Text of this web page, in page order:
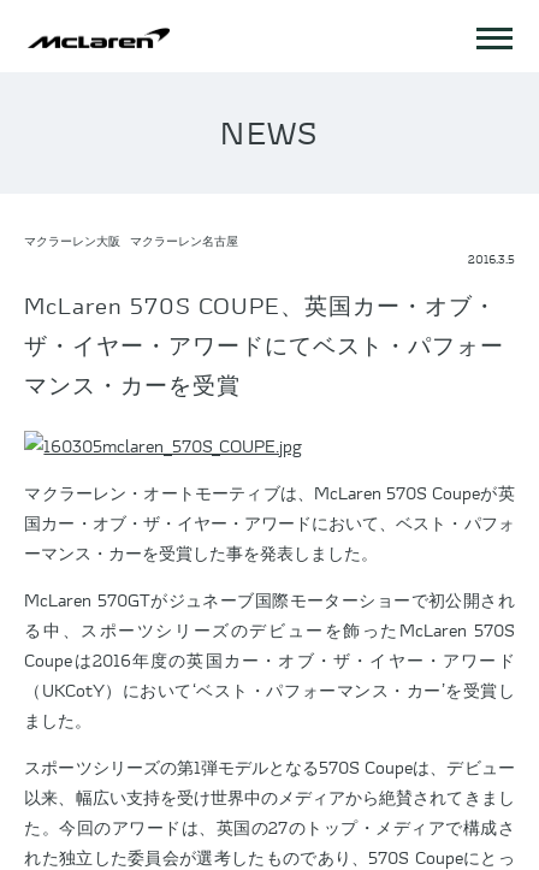
NEWS
マクラーレン大阪
マクラーレン名古屋
2016.3.5
McLaren 570S COUPE、英国カー・オブ・
ザ・イヤー・アワードにてベスト・パフォー
マンス・カーを受賞
マクラーレン・オートモーティブは、McLaren 570S Coupeが英
国カー・オブ・ザ・イヤー・アワードにおいて、ベスト・パフォ
ーマンス・カーを受賞した事を発表しました。
McLaren 570GTがジュネーブ国際モーターショーで初公開され
る中、スポーツシリーズのデビューを飾ったMcLaren 570S
Coupeは2016年度の英国カー・オブ・ザ・イヤー・アワード
（UKCotY）において‘ベスト・パフォーマンス・カー’を受賞し
ました。
スポーツシリーズの第1弾モデルとなる570S Coupeは、デビュー
以来、幅広い支持を受け世界中のメディアから絶賛されてきまし
た。今回のアワードは、英国の27のトップ・メディアで構成さ
れた独立した委員会が選考したものであり、570S Coupeにとっ